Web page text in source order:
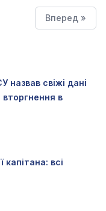
Вперед »
назвав свіжі дані
вторгнення в
капітана: всі